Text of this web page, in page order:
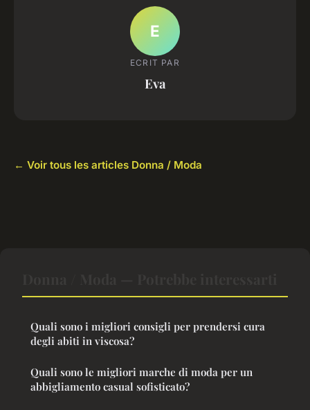
E
ECRIT PAR
Eva
← Voir tous les articles Donna / Moda
Quali sono i migliori consigli per prendersi cura
degli abiti in viscosa?
Quali sono le migliori marche di moda per un
abbigliamento casual sofisticato?